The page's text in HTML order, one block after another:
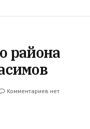
района
Комментариев нет